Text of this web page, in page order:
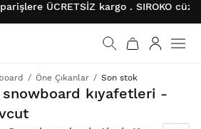
ÜCRETSİZ kargo . SIROKO
git
Öne Çıkanlar Son stok
snowboard kıyafetleri -